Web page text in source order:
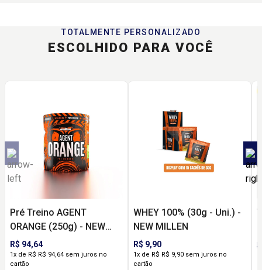
TOTALMENTE PERSONALIZADO
ESCOLHIDO PARA VOCÊ
Pré Treino AGENT
ORANGE (250g) - NEW
MILLEN
R$ 94,64
1x de R$ R$ 94,64 sem juros no
cartão
WHEY 100% (30g - Uni.) -
NEW MILLEN
R$ 9,90
1x de R$ R$ 9,90 sem juros no
cartão